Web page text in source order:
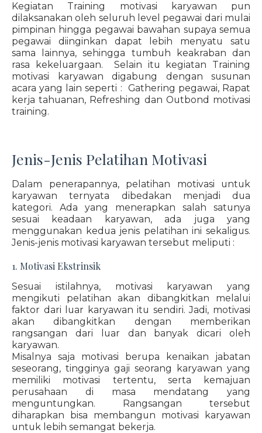
Kegiatan Training motivasi karyawan pun
dilaksanakan oleh seluruh level pegawai dari mulai
pimpinan hingga pegawai bawahan supaya semua
pegawai diinginkan dapat lebih menyatu satu
sama lainnya, sehingga tumbuh keakraban dan
rasa kekeluargaan. Selain itu kegiatan Training
motivasi karyawan digabung dengan susunan
acara yang lain seperti : Gathering pegawai, Rapat
kerja tahuanan, Refreshing dan Outbond motivasi
training.
Jenis-Jenis Pelatihan Motivasi
Dalam penerapannya, pelatihan motivasi untuk
karyawan ternyata dibedakan menjadi dua
kategori. Ada yang menerapkan salah satunya
sesuai keadaan karyawan, ada juga yang
menggunakan kedua jenis pelatihan ini sekaligus.
Jenis-jenis motivasi karyawan tersebut meliputi :
1. Motivasi Ekstrinsik
Sesuai istilahnya, motivasi karyawan yang
mengikuti pelatihan akan dibangkitkan melalui
faktor dari luar karyawan itu sendiri. Jadi, motivasi
akan dibangkitkan dengan memberikan
rangsangan dari luar dan banyak dicari oleh
karyawan.
Misalnya saja motivasi berupa kenaikan jabatan
seseorang, tingginya gaji seorang karyawan yang
memiliki motivasi tertentu, serta kemajuan
perusahaan di masa mendatang yang
menguntungkan. Rangsangan tersebut
diharapkan bisa membangun motivasi karyawan
untuk lebih semangat bekerja.